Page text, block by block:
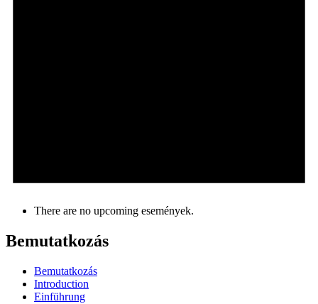
There are no upcoming események.
Bemutatkozás
Bemutatkozás
Introduction
Einführung